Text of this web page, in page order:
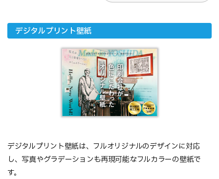
デジタルプリント壁紙
デジタルプリント壁紙は、フルオリジナルのデザインに対応
し、写真やグラデーションも再現可能なフルカラーの壁紙で
す。